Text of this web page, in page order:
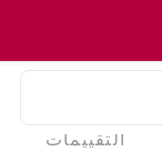
التقييمات